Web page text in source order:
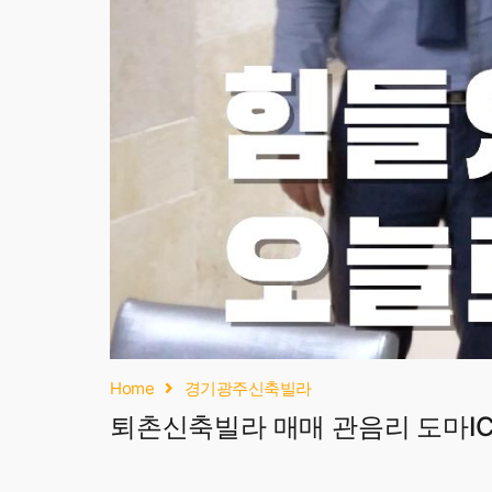
Home 경기광주신축빌라
퇴촌신축빌라 매매 관음리 도마